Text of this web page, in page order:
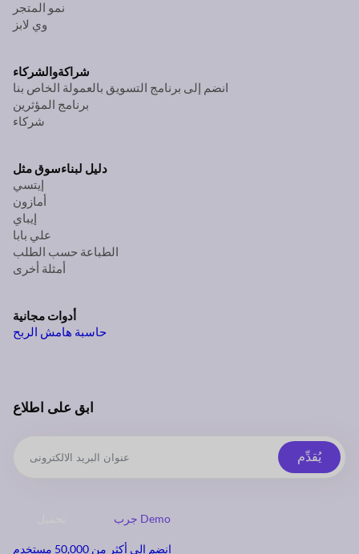
نمو المتجر
وي لابز
شراكةوالشركاء
انضم إلى برنامج التسويق بالعمولة الخاص بنا
برنامج المؤثرين
شركاء
دليل لبناءسوق مثل
إيتسي
أمازون
إيباي
علي بابا
الطباعة حسب الطلب
أمثلة أخرى
أدوات مجانية
حاسبة هامش الربح
ابق على اطلاع
يُقدِّم
جرب Demo
انضم إلى أكثر من 50,000 مستخدم